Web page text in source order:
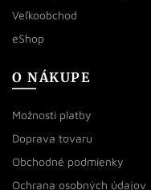
Veľkoobchod
eShop
O NÁKUPE
Možnosti platby
Doprava tovaru
Obchodné podmienky
Ochrana osobných údajov